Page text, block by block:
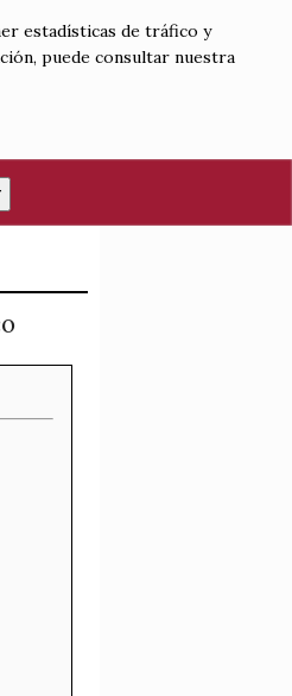
estadísticas de tráfico y
puede consultar nuestra